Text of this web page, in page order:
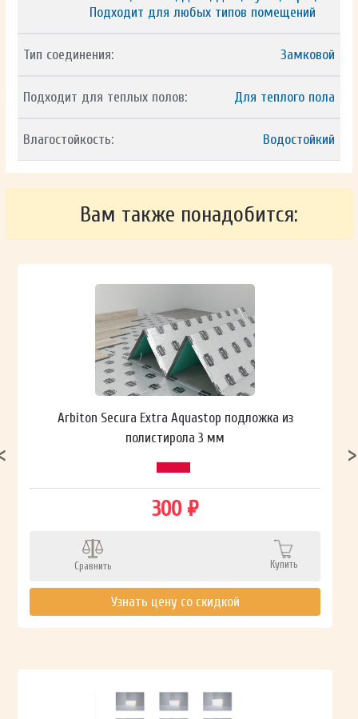
Подходит для любых типов помещений
Тип соединения: Замковой
Подходит для теплых полов: Для теплого пола
Влагостойкость: Водостойкий
Вам также понадобится:
Arbiton Secura Extra Aquastop подложка из
полистирола 3 мм
300 ₽
Сравнить Купить
Узнать цену со скидкой